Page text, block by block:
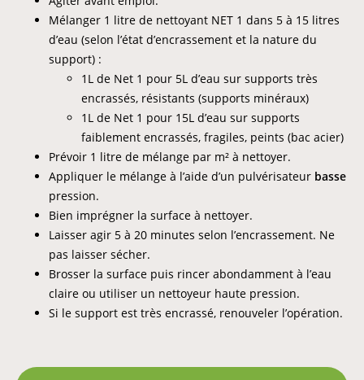
Mélanger 1 litre de nettoyant NET 1 dans 5 à 15 litres
d’eau (selon l’état d’encrassement et la nature du
support) :
1L de Net 1 pour 5L d’eau sur supports très
encrassés, résistants (supports minéraux)
1L de Net 1 pour 15L d’eau sur supports
faiblement encrassés, fragiles, peints (bac acier)
Prévoir 1 litre de mélange par m² à nettoyer.
Appliquer le mélange à l’aide d’un pulvérisateur basse
pression.
Bien imprégner la surface à nettoyer.
Laisser agir 5 à 20 minutes selon l’encrassement. Ne
pas laisser sécher.
Brosser la surface puis rincer abondamment à l’eau
claire ou utiliser un nettoyeur haute pression.
Si le support est très encrassé, renouveler l’opération.